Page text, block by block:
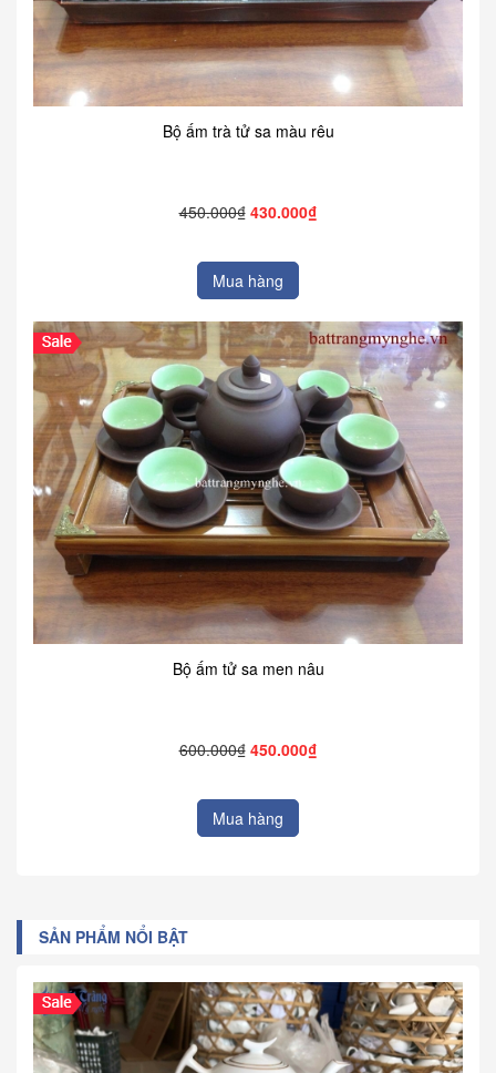
Bộ ấm trà tử sa màu rêu
450.000₫ 430.000₫
Mua hàng
Bộ ấm tử sa men nâu
600.000₫ 450.000₫
Mua hàng
SẢN PHẨM NỔI BẬT